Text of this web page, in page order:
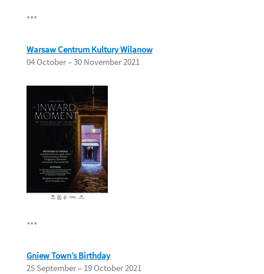
***
Warsaw Centrum Kultury Wilanow
04 October – 30 November 2021
***
Gniew Town’s Birthday
25 September – 19 October 2021